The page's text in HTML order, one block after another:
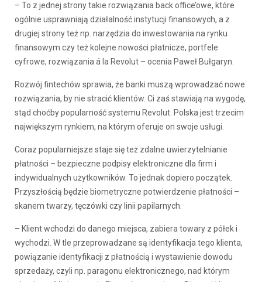
– To z jednej strony takie rozwiązania back office’owe, które
ogólnie usprawniają działalność instytucji finansowych, a z
drugiej strony też np. narzędzia do inwestowania na rynku
finansowym czy też kolejne nowości płatnicze, portfele
cyfrowe, rozwiązania á la Revolut – ocenia Paweł Bułgaryn.
Rozwój fintechów sprawia, że banki muszą wprowadzać nowe
rozwiązania, by nie stracić klientów. Ci zaś stawiają na wygodę,
stąd choćby popularność systemu Revolut. Polska jest trzecim
największym rynkiem, na którym oferuje on swoje usługi.
Coraz popularniejsze staje się też zdalne uwierzytelnianie
płatności – bezpieczne podpisy elektroniczne dla firm i
indywidualnych użytkowników. To jednak dopiero początek.
Przyszłością będzie biometryczne potwierdzenie płatności –
skanem twarzy, tęczówki czy linii papilarnych.
– Klient wchodzi do danego miejsca, zabiera towary z półek i
wychodzi. W tle przeprowadzane są identyfikacja tego klienta,
powiązanie identyfikacji z płatnością i wystawienie dowodu
sprzedaży, czyli np. paragonu elektronicznego, nad którym